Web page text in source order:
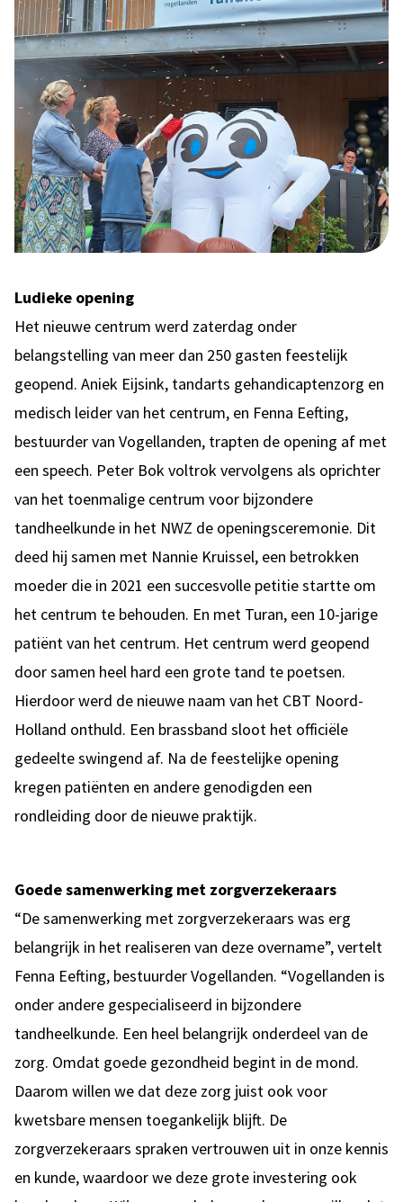
Ludieke opening
Het nieuwe centrum werd zaterdag onder
belangstelling van meer dan 250 gasten feestelijk
geopend. Aniek Eijsink, tandarts gehandicaptenzorg en
medisch leider van het centrum, en Fenna Eefting,
bestuurder van Vogellanden, trapten de opening af met
een speech. Peter Bok voltrok vervolgens als oprichter
van het toenmalige centrum voor bijzondere
tandheelkunde in het NWZ de openingsceremonie. Dit
deed hij samen met Nannie Kruissel, een betrokken
moeder die in 2021 een succesvolle petitie startte om
het centrum te behouden. En met Turan, een 10-jarige
patiënt van het centrum. Het centrum werd geopend
door samen heel hard een grote tand te poetsen.
Hierdoor werd de nieuwe naam van het CBT Noord-
Holland onthuld. Een brassband sloot het officiële
gedeelte swingend af. Na de feestelijke opening
kregen patiënten en andere genodigden een
rondleiding door de nieuwe praktijk.
Goede samenwerking met zorgverzekeraars
“De samenwerking met zorgverzekeraars was erg
belangrijk in het realiseren van deze overname”, vertelt
Fenna Eefting, bestuurder Vogellanden. “Vogellanden is
onder andere gespecialiseerd in bijzondere
tandheelkunde. Een heel belangrijk onderdeel van de
zorg. Omdat goede gezondheid begint in de mond.
Daarom willen we dat deze zorg juist ook voor
kwetsbare mensen toegankelijk blijft. De
zorgverzekeraars spraken vertrouwen uit in onze kennis
en kunde, waardoor we deze grote investering ook